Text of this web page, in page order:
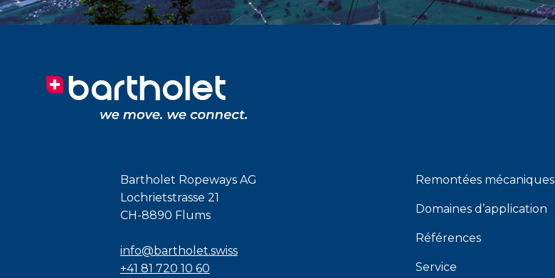
Bartholet Ropeways AG
Lochrietstrasse 21
CH-8890 Flums
info@bartholet.swiss
+41 81 720 10 60
Remontées mécaniques
Domaines d’application
Références
Service